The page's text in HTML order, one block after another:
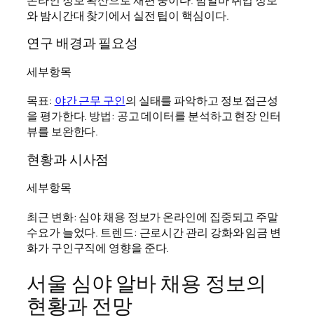
와 밤시간대 찾기에서 실전 팁이 핵심이다.
연구 배경과 필요성
세부항목
목표: 야간 근무 구인의 실태를 파악하고 정보 접근성
을 평가한다. 방법: 공고 데이터를 분석하고 현장 인터
뷰를 보완한다.
현황과 시사점
세부항목
최근 변화: 심야 채용 정보가 온라인에 집중되고 주말
수요가 늘었다. 트렌드: 근로시간 관리 강화와 임금 변
화가 구인구직에 영향을 준다.
서울 심야 알바 채용 정보의
현황과 전망